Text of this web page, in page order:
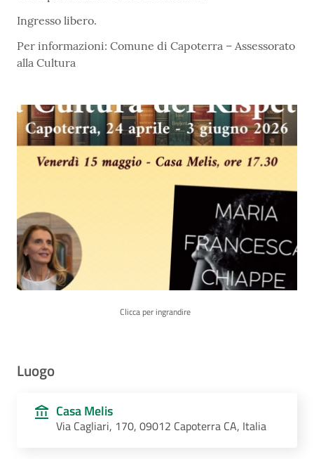
Ingresso libero.
Per informazioni: Comune di Capoterra – Assessorato
alla Cultura
Clicca per ingrandire
Luogo
Casa Melis
Via Cagliari, 170, 09012 Capoterra CA, Italia